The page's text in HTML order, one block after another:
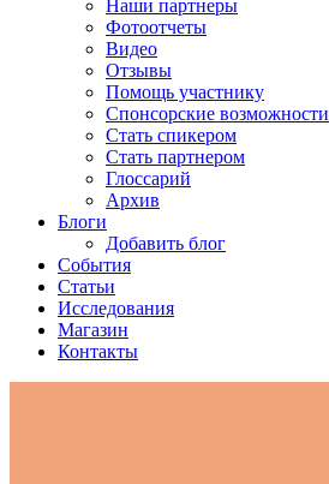
Наши партнеры
Фотоотчеты
Видео
Отзывы
Помощь участнику
Спонсорские возможности
Стать спикером
Стать партнером
Глоссарий
Архив
Блоги
Добавить блог
События
Статьи
Исследования
Магазин
Контакты